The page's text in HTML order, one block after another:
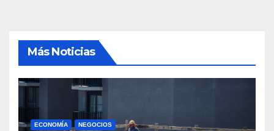
Más Noticias
ECONOMÍA NEGOCIOS